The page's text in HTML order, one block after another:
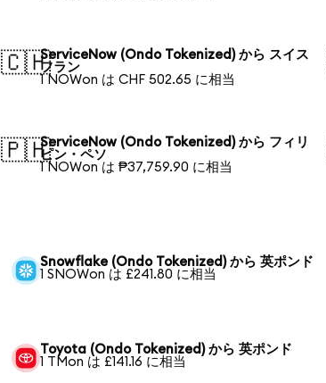
🇨🇭ServiceNow (Ondo Tokenized) から スイス
フラン
1 NOWon は CHF 502.65 に相当
🇵🇭ServiceNow (Ondo Tokenized) から フィリ
ピン・ペソ
1 NOWon は ₱37,759.90 に相当
Snowflake (Ondo Tokenized) から 英ポンド
1 SNOWon は £241.80 に相当
Toyota (Ondo Tokenized) から 英ポンド
1 TMon は £141.16 に相当